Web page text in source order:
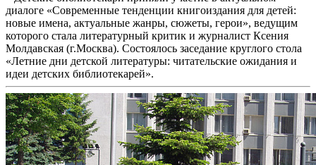
диалоге «Современные тенденции книгоиздания для детей:
новые имена, актуальные жанры, сюжеты, герои», ведущим
которого стала литературный критик и журналист Ксения
Молдавская (г.Москва). Состоялось заседание круглого стола
«Летние дни детской литературы: читательские ожидания и
идеи детских библиотекарей».